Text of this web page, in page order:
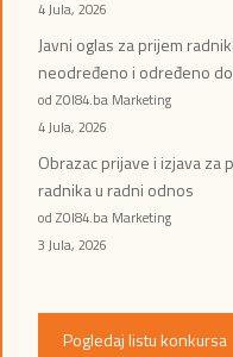
4 Jula, 2026
Javni oglas za prijem
neodređeno i određeno
od ZOI84.ba Marketing
4 Jula, 2026
Obrazac prijave i izjava za
radnika u radni odnos
od ZOI84.ba Marketing
3 Jula, 2026
Pogledaj listu konkursa